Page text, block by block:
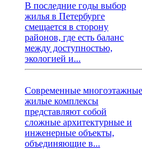
В последние годы выбор
жилья в Петербурге
смещается в сторону
районов, где есть баланс
между доступностью,
экологией и...
Современные многоэтажные
жилые комплексы
представляют собой
сложные архитектурные и
инженерные объекты,
объединяющие в...